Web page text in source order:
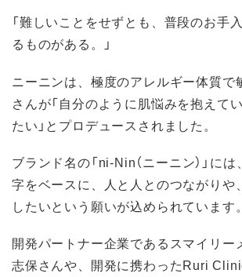
「難しいことをせずとも、普段のお手
るものがある。」
ニーニンは、極度のアレルギー体質で
さんが「自分のように肌悩みを抱えて
たい」とプロデュースされました。
ブランド名の「ni-Nin（ニーニン）」には
字をベースに、人と人とのつながりや
したいという願いが込められています。
開発パートナー企業であるスマイリー
志保さんや、開発に携わったRuri